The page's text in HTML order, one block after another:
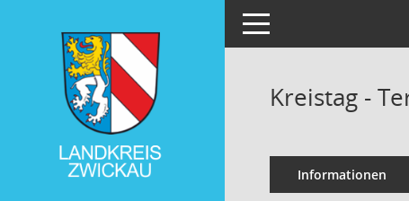
Toggle navigation
Kreistag -
Informationen